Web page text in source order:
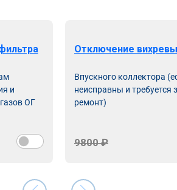
и
ОГ
Отключение
Впускного коллектора
неисправны и требуется
ремонт)
9800 ₽